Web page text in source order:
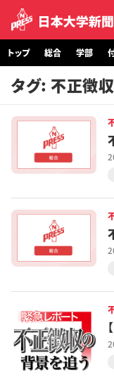
トップ
総合
学部・大学院
スポーツ
校友
特集・企画
イベント
トップ 総合 学部
タグ: 不正徴